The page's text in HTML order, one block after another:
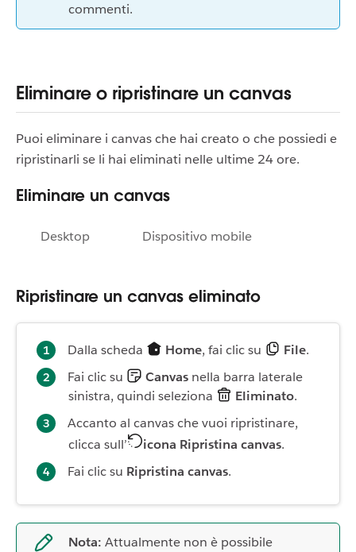
commenti.
Eliminare o ripristinare un canvas
Puoi eliminare i canvas che hai creato o che possiedi e
ripristinarli se li hai eliminati nelle ultime 24 ore.
Eliminare un canvas
Desktop Dispositivo mobile
Ripristinare un canvas eliminato
Dalla scheda Home, fai clic su File.
Fai clic su
Canvas nella barra laterale
sinistra, quindi seleziona
Eliminato.
Accanto al canvas che vuoi ripristinare,
clicca sull’
icona Ripristina canvas.
Fai clic su Ripristina canvas.
Nota: Attualmente non è possibile